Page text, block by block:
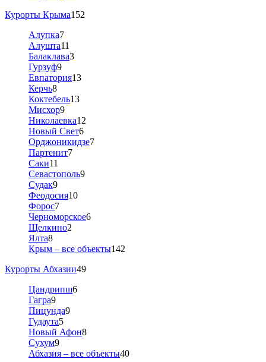
Курорты Крыма152
Алупка7
Алушта11
Балаклава3
Гурзуф9
Евпатория13
Керчь8
Коктебель13
Мисхор9
Николаевка12
Новый Свет6
Орджоникидзе7
Партенит7
Саки11
Севастополь9
Судак9
Феодосия10
Форос7
Черноморское6
Щелкино2
Ялта8
Крым – все объекты142
Курорты Абхазии49
Цандрипш6
Гагра9
Пицунда9
Гудаута5
Новый Афон8
Сухум9
Абхазия – все объекты40